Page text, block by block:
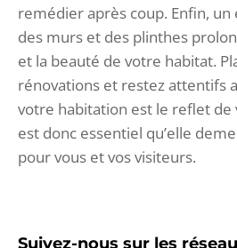
remédier après coup. Enfin,
des murs et des plinthes
et la beauté de votre habitat.
rénovations et restez attentifs
votre habitation est le reflet de
est donc essentiel qu’elle
pour vous et vos visiteurs.
Suivez-nous sur les